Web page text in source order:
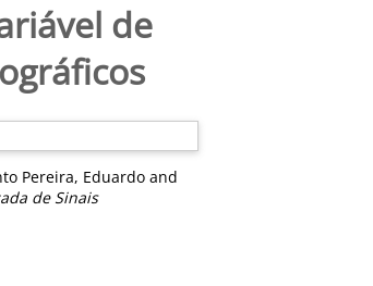
de
Pereira, Eduardo and
de Sinais